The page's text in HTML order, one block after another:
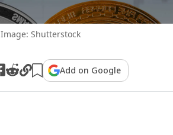
Image: Shutterstock
Add on Google